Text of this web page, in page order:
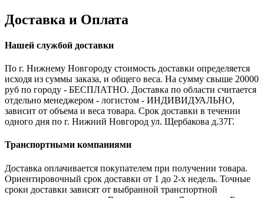
Доставка и Оплата
Нашей службой доставки
По г. Нижнему Новгороду стоимость доставки определяется
исходя из суммы заказа, и общего веса. На сумму свыше 20000
руб по городу - БЕСПЛАТНО. Доставка по области считается
отдельно менеджером - логистом - ИНДИВИДУАЛЬНО,
зависит от объема и веса товара. Срок доставки в течении
одного дня по г. Нижний Новгород ул. Щербакова д.37Г.
Транспортными компаниями
Доставка оплачивается покупателем при получении товара.
Ориентировочный срок доставки от 1 до 2-х недель. Точные
сроки доставки зависят от выбранной транспортной